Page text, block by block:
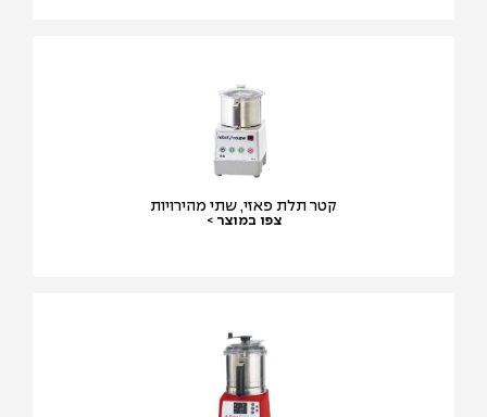
קטר תלת פאזי, שתי מהירויות
צפו במוצר >